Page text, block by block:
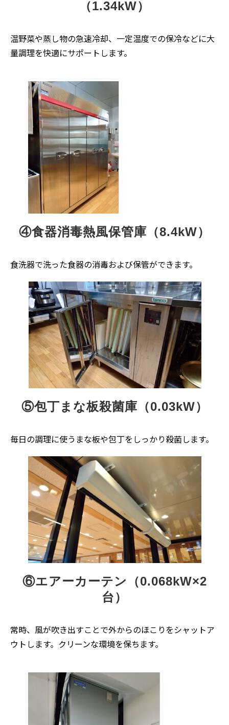
（1.34kW）
温野菜や蒸し物の急速冷却、一定温度での保冷などに大
量調理を快適にサポートします。
④食器消毒熱風保管庫（8.4kW）
食洗器で洗った食器の消毒および保管ができます。
⑤包丁まな板殺菌庫（0.03kW）
毎日の調理に使うまな板や包丁をしっかり殺菌します。
⑥エアーカーテン（0.068kW×2
台）
常時、風が吹き出すことで外からのほこりをシャットア
ウトします。クリーンな環境を保ちます。